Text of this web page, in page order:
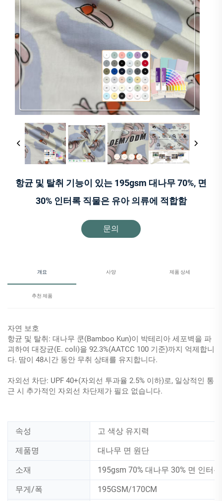
항균 및 탈취 기능이 있는 195gsm 대나무 70%, 면
30% 인터록 직물은 유아 의류에 적합함
문의
개요 사양 제품 상세
추천 제품
자연 보호
항균 및 탈취: 대나무 쿤(Bamboo Kun)이 박테리아 세포벽을 파
괴하여 대장균(E. coli)을 92.3%(AATCC 100 기준)까지 억제합니
다. 땀이 48시간 동안 무취 상태를 유지합니다.
자외선 차단: UPF 40+(자외선 투과율 2.5% 이하)로, 일상적인 통
근 시 추가적인 자외선 차단제가 필요 없습니다.
속성 고 색상 유지력
제품명 대나무 면 원단
소재 195gsm 70% 대나무 30% 면 인터
무게/폭 195GSM/170CM